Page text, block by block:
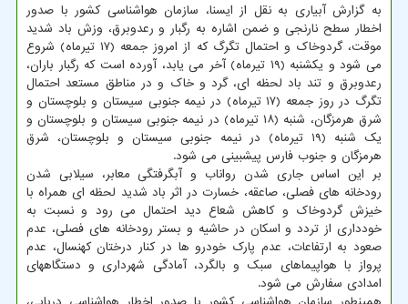
به گزارش آبیاری به نقل از ایسنا، سازمان هواشناسی کشور با صدور
اخطار سطح نارنجی و ضمن اشاره به رگبار و رعدوبرق، وزش باد شدید
موقت، گردوخاک و احتمال تگرگ که از امروز جمعه (۱۷ تیرماه) شروع
می شود و یکشنبه (۱۹ تیرماه) آخر می یابد، آورده است که رگبار باران،
رعدوبرق و تند باد لحظه ای، گرد و خاک و در مناطق مستعد احتمال
تگرگ در روز جمعه (۱۷ تیرماه) در نیمه جنوبی سیستان و بلوچستان و
شرق هرمزگان، شنبه (۱۸ تیرماه) در نیمه جنوبی سیستان و بلوچستان و
یک شنبه (۱۹ تیرماه) در نیمه جنوبی سیستان و بلوچستان، شرق
هرمزگان و جنوب فارس پیشبینی می شود.
بر این اساس جاری شدن رواناب و آبگرفتگی معابر، سیلابی شدن
رودخانه های فصلی، صاعقه، خسارت در اثر باد شدید لحظه ای همراه با
خیزش گردوخاک و کاهش شعاع دید احتمال می رود و نسبت به
خودداری از تردد و اسکان در حاشیه و بستر رودخانه های فصلی، عدم
صعود به ارتفاعات، عدم پارک خودرو ها در کنار درختان کهنسال، عدم
پرواز با هواپیماهای سبک و بالگرد، آمادگی شهرداری و دستگاههای
امدادی سفارش می شود.